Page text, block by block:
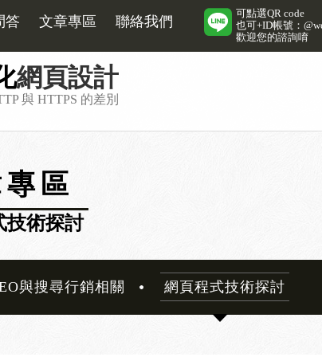
答 文章專區 聯絡我們
可點選QR code
也可+ID帳號：
歡迎您的諮詢唷
網頁設計
與 HTTPS 的差別
區
技術探討
與搜尋行銷相關 網頁程式技術探討